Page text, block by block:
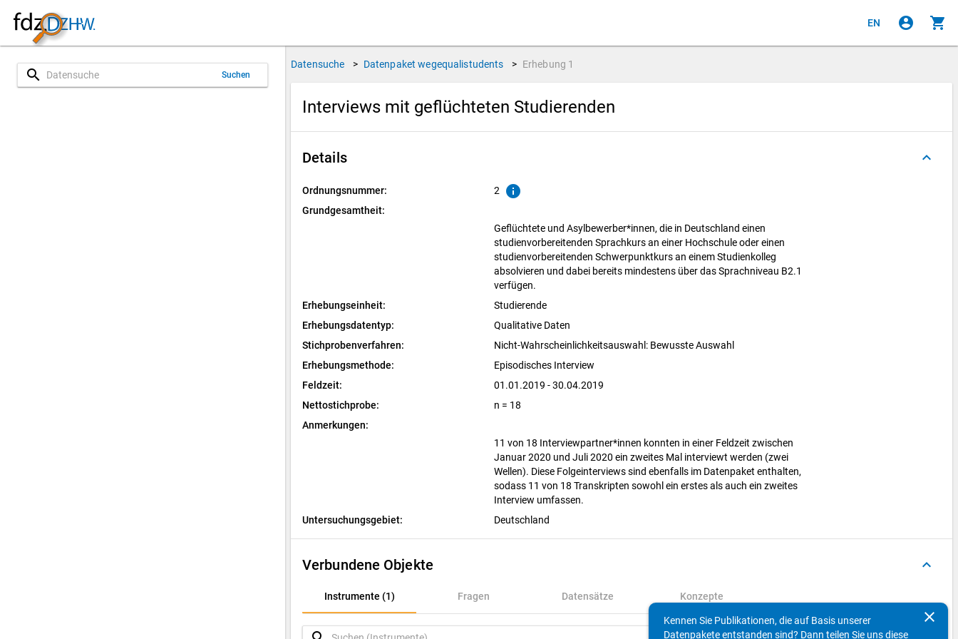
EN account_circle shopping_cart
search Suchen
Datensuche > Datenpaket wegequalistudents > Erhebung 1
Interviews mit geflüchteten Studierenden
Details keyboard_arrow_up
Ordnungsnummer: 2 info
Grundgesamtheit:
Geflüchtete und Asylbewerber*innen, die in Deutschland einen
studienvorbereitenden Sprachkurs an einer Hochschule oder einen
studienvorbereitenden Schwerpunktkurs an einem Studienkolleg
absolvieren und dabei bereits mindestens über das Sprachniveau B2.1
verfügen.
Erhebungseinheit:
Studierende
Erhebungsdatentyp:
Qualitative Daten
Stichprobenverfahren:
Nicht-Wahrscheinlichkeitsauswahl: Bewusste Auswahl
Erhebungsmethode:
Episodisches Interview
Feldzeit:
01.01.2019 - 30.04.2019
Nettostichprobe:
n = 18
Anmerkungen:
11 von 18 Interviewpartner*innen konnten in einer Feldzeit zwischen
Januar 2020 und Juli 2020 ein zweites Mal interviewt werden (zwei
Wellen). Diese Folgeinterviews sind ebenfalls im Datenpaket enthalten,
sodass 11 von 18 Transkripten sowohl ein erstes als auch ein zweites
Interview umfassen.
Untersuchungsgebiet:
Deutschland
Verbundene Objekte keyboard_arrow_up
Instrumente (1) Fragen Datensätze Konzepte
Instrumente (1)
Fragen
clear
Kennen Sie Publikationen, die auf Basis unserer
Datenpakete entstanden sind? Dann teilen Sie uns diese